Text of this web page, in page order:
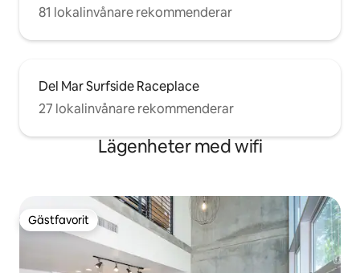
81 lokalinvånare rekommenderar
Del Mar Surfside Raceplace
27 lokalinvånare rekommenderar
Lägenheter med wifi
Gästfavorit
Gästfavorit